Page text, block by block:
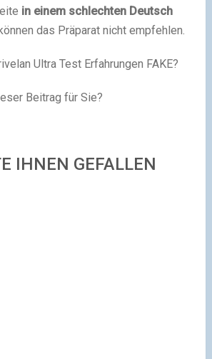
in einem schlechten Deutsch
das Präparat nicht empfehlen.
Beitrag für Sie?
IHNEN GEFALLEN